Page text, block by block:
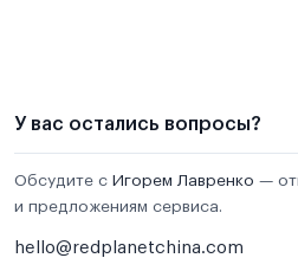
У вас остались вопросы?
Обсудите с Игорем Лавренко —
и предложениям сервиса.
hello@redplanetchina.com